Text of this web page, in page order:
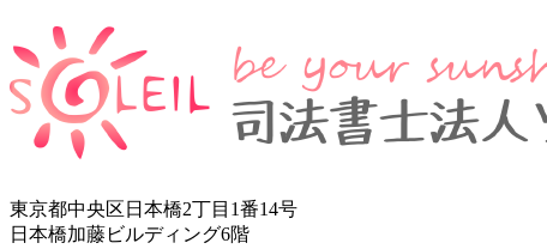
東京都中央区日本橋2丁目1番14号
日本橋加藤ビルディング6階